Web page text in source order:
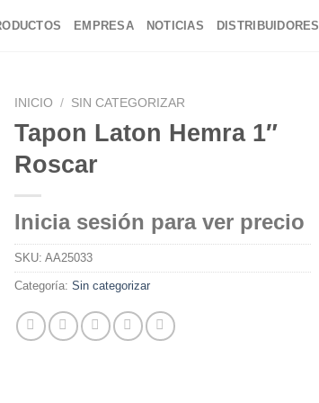
EMPRESA NOTICIAS DISTRIBUIDORES
INICIO / SIN CATEGORIZAR
Tapon Laton Hemra 1″
Roscar
Inicia sesión para ver precio
SKU: AA25033
Categoría: Sin categorizar